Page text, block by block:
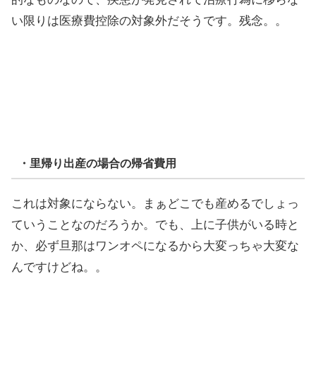
い限りは医療費控除の対象外だそうです。残念。。
・里帰り出産の場合の帰省費用
これは対象にならない。まぁどこでも産めるでしょっ
ていうことなのだろうか。でも、上に子供がいる時と
か、必ず旦那はワンオペになるから大変っちゃ大変な
んですけどね。。